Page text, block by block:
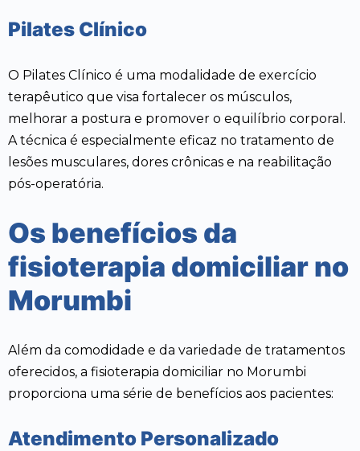
Pilates Clínico
O Pilates Clínico é uma modalidade de exercício
terapêutico que visa fortalecer os músculos,
melhorar a postura e promover o equilíbrio corporal.
A técnica é especialmente eficaz no tratamento de
lesões musculares, dores crônicas e na reabilitação
pós-operatória.
Os benefícios da
fisioterapia domiciliar no
Morumbi
Além da comodidade e da variedade de tratamentos
oferecidos, a fisioterapia domiciliar no Morumbi
proporciona uma série de benefícios aos pacientes:
Atendimento Personalizado